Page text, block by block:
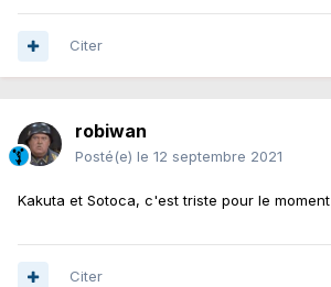
Citer
robiwan
Posté(e) le 12 septembre 2021
Kakuta et Sotoca, c'est triste pour le moment
Citer